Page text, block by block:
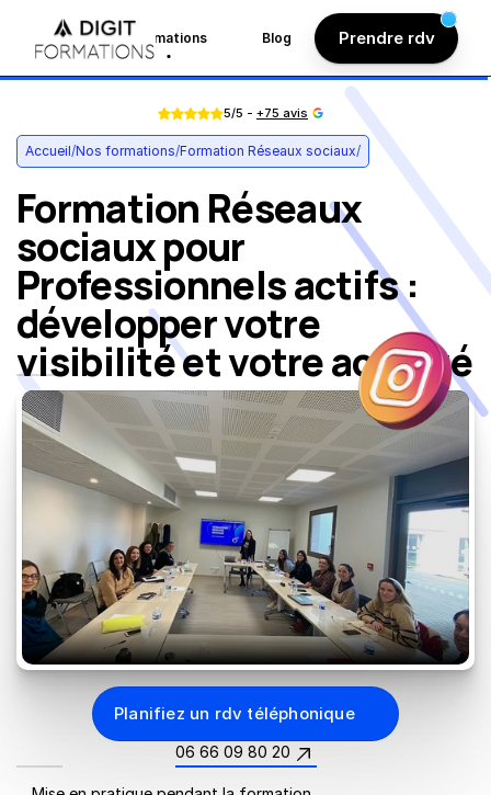
Accueil Formations Blog Témoignages
Prendre rdv
Accueil/Nos formations/Formation Réseaux sociaux/
5/5 - +75 avis
Formation Réseaux
sociaux pour
Professionnels actifs :
développer votre
visibilité et votre activité
Planifiez un rdv téléphonique
06 66 09 80 20